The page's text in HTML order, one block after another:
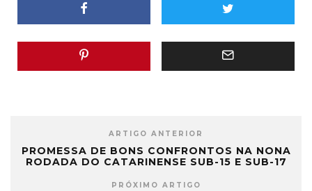
ARTIGO ANTERIOR
PROMESSA DE BONS CONFRONTOS NA NONA
RODADA DO CATARINENSE SUB-15 E SUB-17
PRÓXIMO ARTIGO